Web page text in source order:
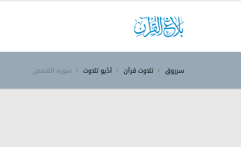
سرروق تلاوت قرآن آڈیو تلاوت سورہ ‎القصص‎